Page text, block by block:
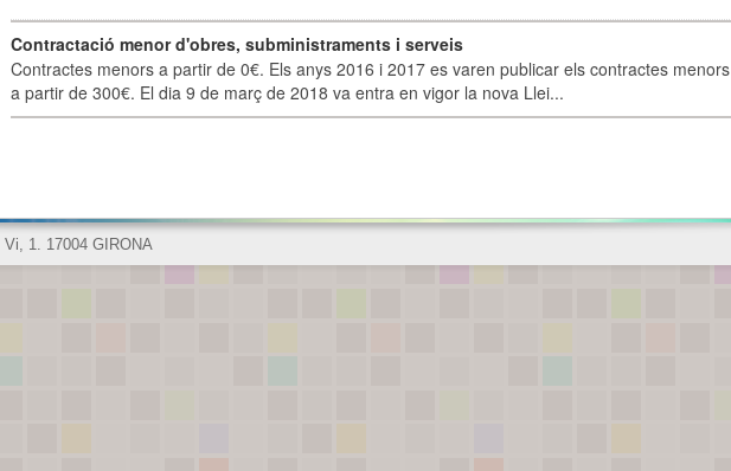
Contractació menor d'obres, subministraments i serveis
Contractes menors a partir de 0€. Els anys 2016 i 2017 es varen publicar els contractes menors
a partir de 300€. El dia 9 de març de 2018 va entra en vigor la nova Llei...
Vi, 1. 17004 GIRONA